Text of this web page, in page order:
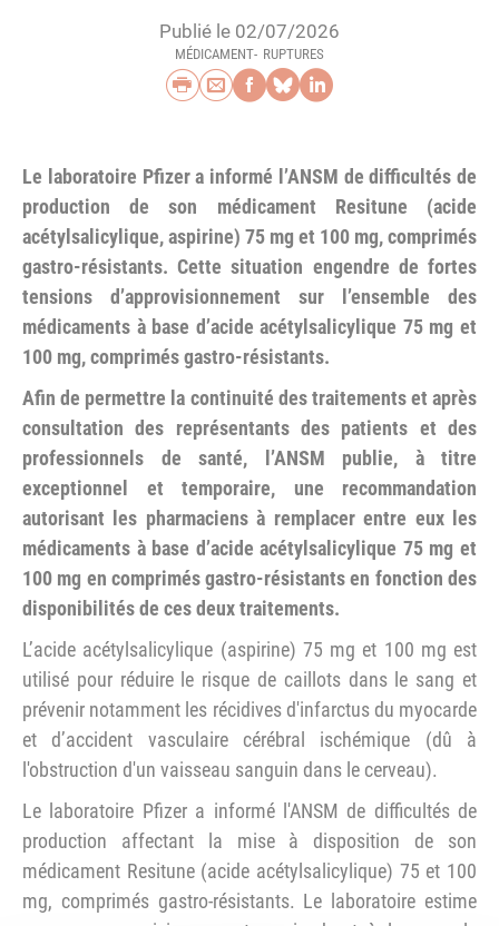
Publié le 02/07/2026
MÉDICAMENT RUPTURES
Imprimer
Envoyer par e-mail
Partager sur
Partager sur
Partager sur
Le laboratoire Pfizer a informé l’ANSM de difficultés de
production de son médicament Resitune (acide
acétylsalicylique, aspirine) 75 mg et 100 mg, comprimés
gastro-résistants. Cette situation engendre de fortes
tensions d’approvisionnement sur l’ensemble des
médicaments à base d’acide acétylsalicylique 75 mg et
100 mg, comprimés gastro-résistants.
Afin de permettre la continuité des traitements et après
consultation des représentants des patients et des
professionnels de santé, l’ANSM publie, à titre
exceptionnel et temporaire, une recommandation
autorisant les pharmaciens à remplacer entre eux les
médicaments à base d’acide acétylsalicylique 75 mg et
100 mg en comprimés gastro-résistants en fonction des
disponibilités de ces deux traitements.
L’acide acétylsalicylique (aspirine) 75 mg et 100 mg est
utilisé pour réduire le risque de caillots dans le sang et
prévenir notamment les récidives d'infarctus du myocarde
et d’accident vasculaire cérébral ischémique (dû à
l'obstruction d'un vaisseau sanguin dans le cerveau).
Le laboratoire Pfizer a informé l'ANSM de difficultés de
production affectant la mise à disposition de son
médicament Resitune (acide acétylsalicylique) 75 et 100
mg, comprimés gastro-résistants. Le laboratoire estime